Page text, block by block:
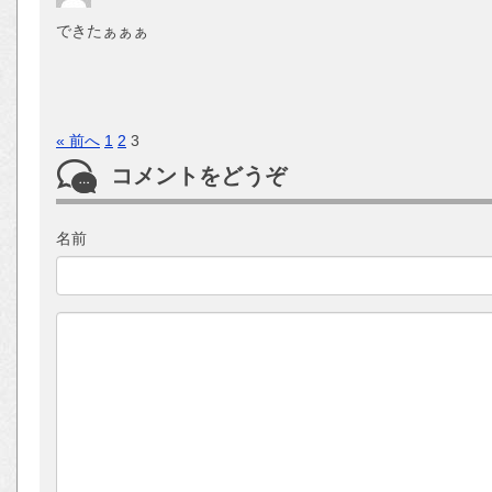
できたぁぁぁ
« 前へ 1 2 3
コメントをどうぞ
名前